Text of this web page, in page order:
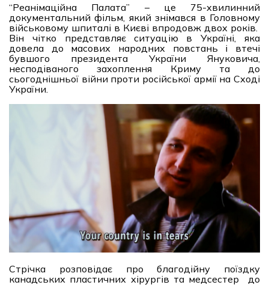
“Реанімаційна Палата” – це 75-хвилинний
документальний фільм, який знімався в Головному
військовому шпиталі в Києві впродовж двох років.
Він чітко представляє ситуацію в Україні, яка
довела до масових народних повстань і втечі
бувшого президента України Януковича,
несподіваного захоплення Криму та до
сьогоднішньої війни проти російської армії на Сході
України.
Стрічка розповідає про благодійну поїздку
канадських пластичних хірургів та медсестер до